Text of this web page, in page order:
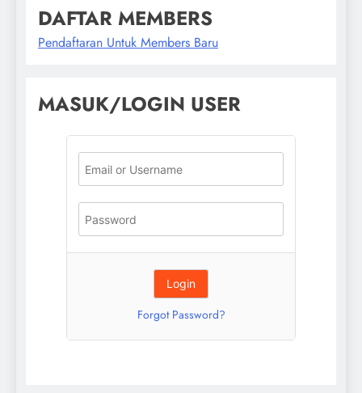
DAFTAR MEMBERS
Pendaftaran Untuk Members Baru
MASUK/LOGIN USER
Forgot Password?